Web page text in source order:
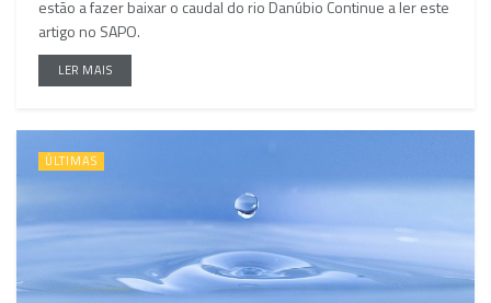
estão a fazer baixar o caudal do rio Danúbio Continue a ler este
artigo no SAPO.
LER MAIS
ÚLTIMAS